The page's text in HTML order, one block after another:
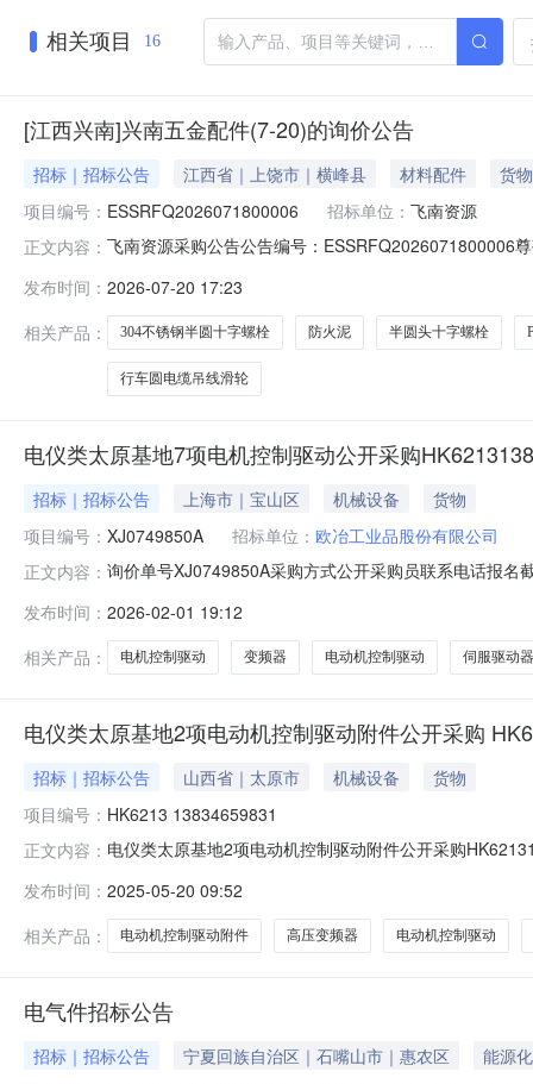
相关项目 16
[江西兴南]兴南五金配件(7-20)的询价公告
招标｜招标公告 江西省｜上饶市｜横峰县 材料配件
货物
项目编号： ESSRFQ2026071800006 招标单位： 飞南资源
正文内容： 飞南资源采购公告公告编号：ESSRFQ2026071800006
点：江西省上饶市横峰县三、采购标的：序号物料名称
发布时间： 2026-07-20 17:23
相关产品：
304不锈钢半圆十字螺栓 防火泥 半圆头十字螺栓
行车圆电缆吊线滑轮
电仪类太原基地7项电机控制驱动公开采购
招标｜招标公告 上海市｜宝山区 机械设备
货物
项目编号： XJ0749850A 招标单位： 欧冶工业品股份有限公司
正文内容： 询价单号XJ0749850A采购方式公开采购员联系电话报
Altiar7175KW施耐德50.0set2027-01-
发布时间： 2026-02-01 19:12
相关产品：
电机控制驱动 变频器 电动机控制驱动 伺服驱动器
电仪类太原基地2项电动机控制驱动附件公开采购
招标｜招标公告 山西省｜太原市 机械设备
货物
项目编号： HK6213 13834659831
正文内容： 电仪类太原基地2项电动机控制驱动附件公开采购
输入功率:1000KVA;输入电压:10KV;输出电压:0-
发布时间： 2025-05-20 09:52
相关产品：
电动机控制驱动附件 高压变频器 电动机控制驱动
电气件招标公告
招标｜招标公告 宁夏回族自治区｜石嘴山市｜惠农区
能源